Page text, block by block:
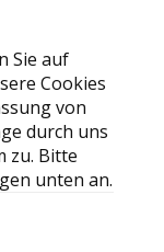
Sie auf
Cookies
von
durch uns
zu. Bitte
unten an.